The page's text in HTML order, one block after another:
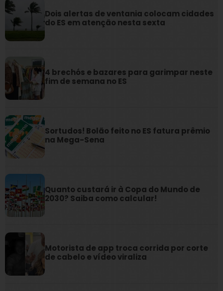
Dois alertas de ventania colocam cidades
do ES em atenção nesta sexta
4 brechós e bazares para garimpar neste
fim de semana no ES
Sortudos! Bolão feito no ES fatura prêmio
na Mega-Sena
Quanto custará ir à Copa do Mundo de
2030? Saiba como calcular!
Motorista de app troca corrida por corte
de cabelo e vídeo viraliza